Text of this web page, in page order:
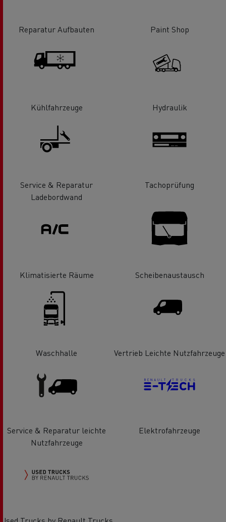
Reparatur Aufbauten Paint Shop
Kühlfahrzeuge Hydraulik
Service & Reparatur
Ladebordwand
Tachoprüfung
Klimatisierte Räume Scheibenaustausch
Waschhalle Vertrieb Leichte Nutzfahrzeuge
Service & Reparatur leichte
Nutzfahrzeuge
Elektrofahrzeuge